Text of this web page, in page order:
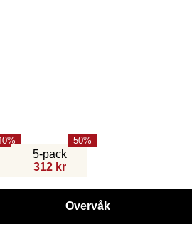
5-pack
312 kr
50
Overvåk